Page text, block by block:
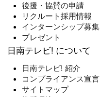
後援・協賛の申請
リクルート採用情報
インターンシップ募集
プレゼント
日南テレビ! について
日南テレビ! 紹介
コンプライアンス宣言
サイトマップ